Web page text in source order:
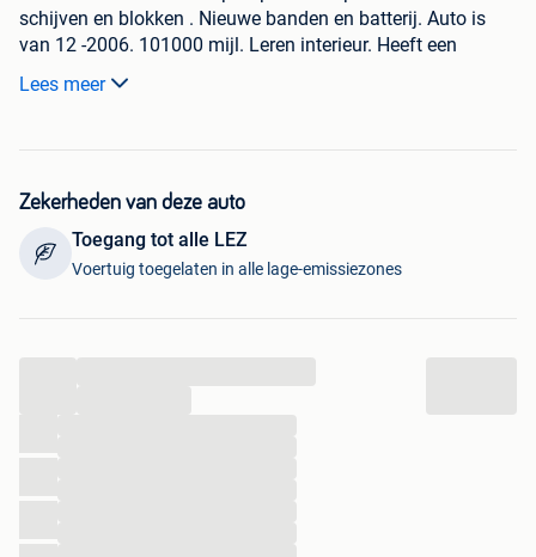
schijven en blokken . Nieuwe banden en batterij. Auto is
van 12 -2006. 101000 mijl. Leren interieur. Heeft een
uitdraai van 288 pk. Volledige uitlaatlijn en originele bij .
Verlagings veren en volledig interieur. Word verkocht
Lees meer
Zekerheden van deze auto
Toegang tot alle LEZ
Voertuig toegelaten in alle lage-emissiezones